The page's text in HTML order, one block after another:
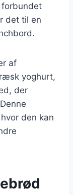
forbundet
det til en
af
yoghurt,
der
den kan